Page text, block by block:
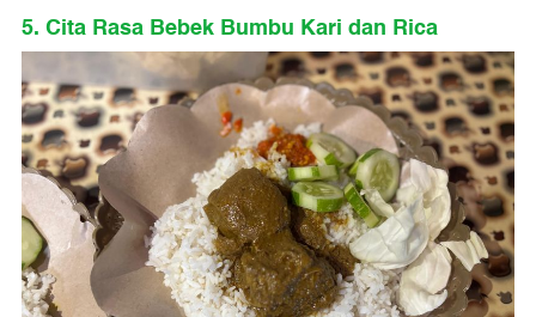
5. Cita Rasa Bebek Bumbu Kari dan Rica